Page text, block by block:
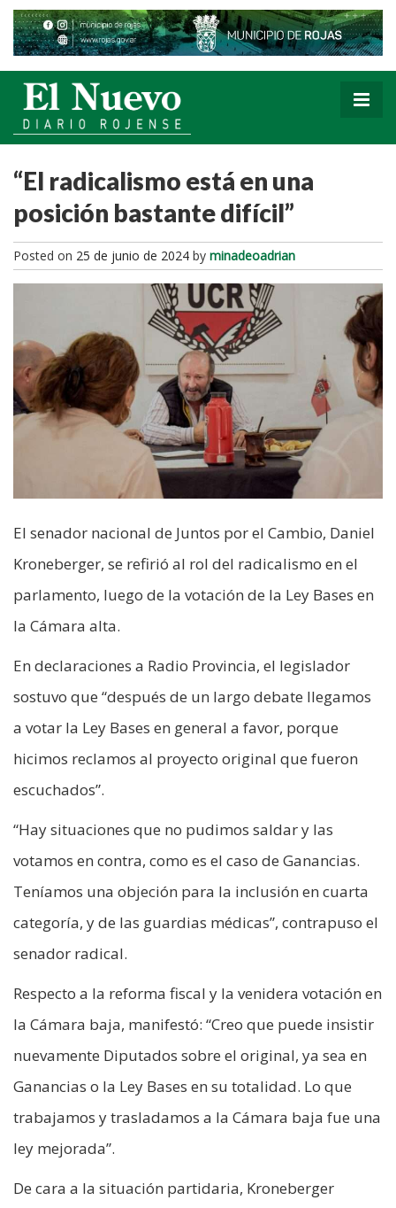
“El radicalismo está en una
posición bastante difícil”
Posted on 25 de junio de 2024 by minadeoadrian
El senador nacional de Juntos por el Cambio, Daniel
Kroneberger, se refirió al rol del radicalismo en el
parlamento, luego de la votación de la Ley Bases en
la Cámara alta.
En declaraciones a Radio Provincia, el legislador
sostuvo que “después de un largo debate llegamos
a votar la Ley Bases en general a favor, porque
hicimos reclamos al proyecto original que fueron
escuchados”.
“Hay situaciones que no pudimos saldar y las
votamos en contra, como es el caso de Ganancias.
Teníamos una objeción para la inclusión en cuarta
categoría, y de las guardias médicas”, contrapuso el
senador radical.
Respecto a la reforma fiscal y la venidera votación en
la Cámara baja, manifestó: “Creo que puede insistir
nuevamente Diputados sobre el original, ya sea en
Ganancias o la Ley Bases en su totalidad. Lo que
trabajamos y trasladamos a la Cámara baja fue una
ley mejorada”.
De cara a la situación partidaria, Kroneberger